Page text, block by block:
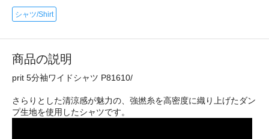
シャツ/Shirt
商品の説明
prit 5分袖ワイドシャツ P81610/
さらりとした清涼感が魅力の、強撚糸を高密度に織り上げたダン
プ生地を使用したシャツです。